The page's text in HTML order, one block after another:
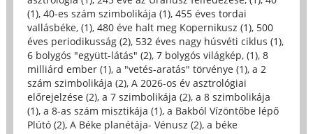
(1), 40-es szám szimbolikája (1), 455 éves tordai
vallásbéke, (1), 480 éve halt meg Kopernikusz (1), 500
éves periodikusság (2), 532 éves nagy húsvéti ciklus (1),
6 bolygós "együtt-látás" (2), 7 bolygós világkép, (1), 8
milliárd ember (1), a "vetés-aratás" törvénye (1), a 2
szám szimbolikája (2), A 2026-os év asztrológiai
előrejelzése (2), a 7 szimbolikája (2), a 8 szimbolikája
(1), a 8-as szám misztikája (1), a Bakból Vízöntőbe lépő
Plútó (2), A Béke planétája- Vénusz (2), a béke